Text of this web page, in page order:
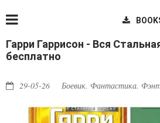
Гарри Гаррисон - Вся
бесплатно
29-05-26 Боевик. Фантастика.